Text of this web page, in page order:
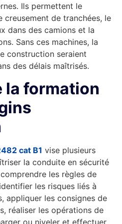
Ils permettent le
creusement de tranchées, le
dans des camions et la
Sans ces machines, la
construction seraient
des délais maîtrisés.
la formation
cat B1 vise plusieurs
la conduite en sécurité
les règles de
les risques liés à
appliquer les consignes de
réaliser les opérations de
ou niveler et effectuer